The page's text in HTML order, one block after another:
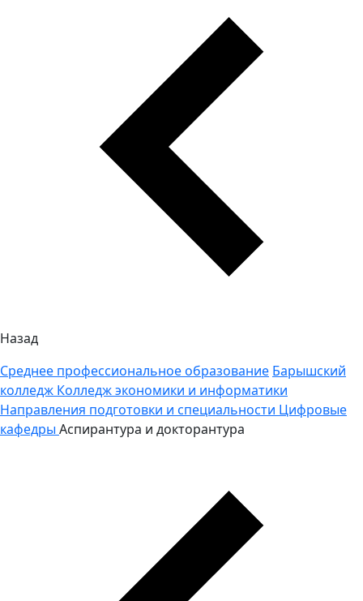
Назад
Среднее профессиональное образование Барышский
колледж Колледж экономики и информатики
Направления подготовки и специальности Цифровые
кафедры Аспирантура и докторантура